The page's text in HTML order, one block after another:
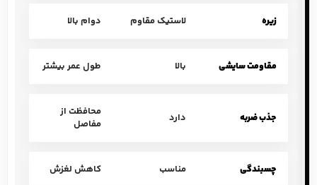
زیره لاستیک مقاوم دوام بالا
مقاومت سایشی بالا طول عمر بیشتر
جذب ضربه دارد
محافظت از
مفاصل
چسبندگی مناسب کاهش لغزش